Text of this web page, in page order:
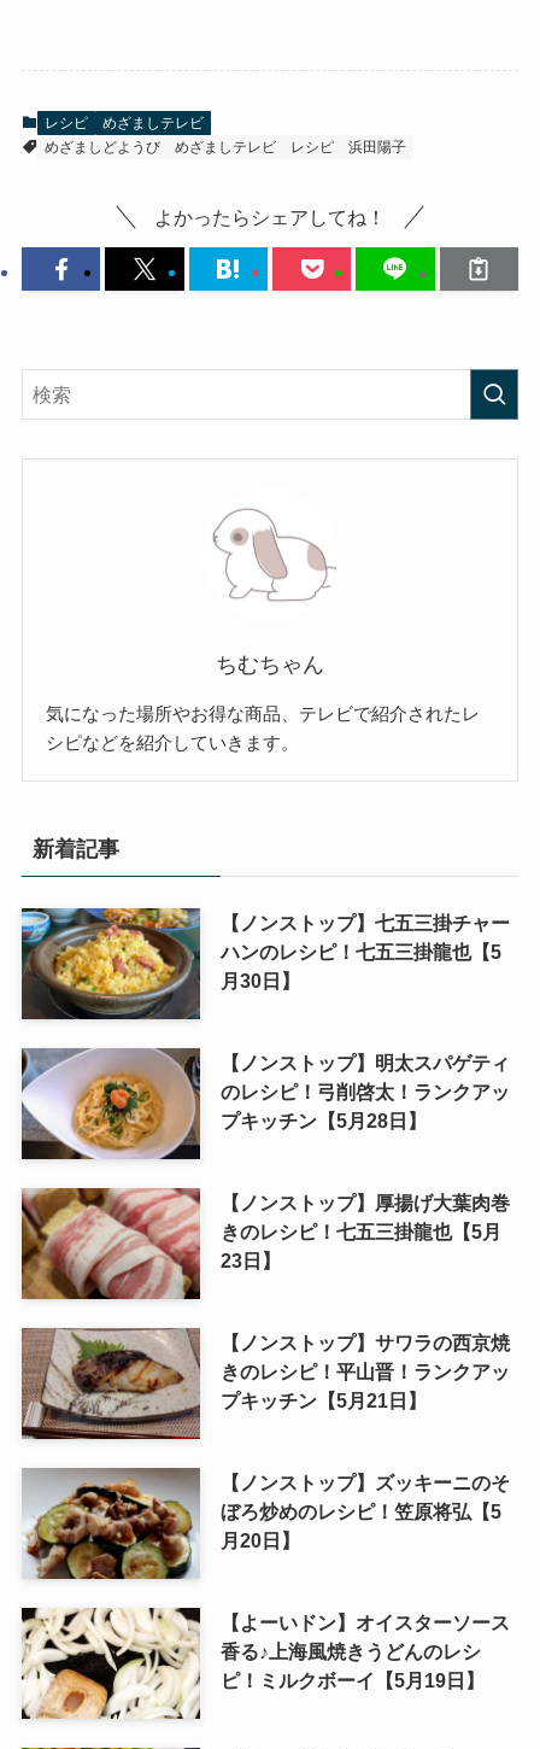
レシピ
めざましテレビ
めざましどようび
めざましテレビ レシピ 浜田陽子
よかったらシェアしてね！
ちむちゃん
気になった場所やお得な商品、テレビで紹介されたレ
シピなどを紹介していきます。
新着記事
【ノンストップ】七五三掛チャー
ハンのレシピ！七五三掛龍也【5
月30日】
【ノンストップ】明太スパゲティ
のレシピ！弓削啓太！ランクアッ
プキッチン【5月28日】
【ノンストップ】厚揚げ大葉肉巻
きのレシピ！七五三掛龍也【5月
23日】
【ノンストップ】サワラの西京焼
きのレシピ！平山晋！ランクアッ
プキッチン【5月21日】
【ノンストップ】ズッキーニのそ
ぼろ炒めのレシピ！笠原将弘【5
月20日】
【よーいドン】オイスターソース
香る♪上海風焼きうどんのレシ
ピ！ミルクボーイ【5月19日】